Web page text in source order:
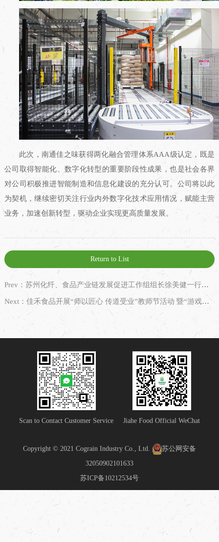
此次，南通佳之味获得两化融合管理体系AAA级认定，既是
公司取得智能化、数字化转型的重要阶段性成果，也是社会各界
对公司积极推进智能制造和信息化建设的充分认可。公司将以此
为契机，继续密切关注行业内外数字化技术应用情况，赋能主营
业务，加速创新转型，驱动企业实现更高质量发展。
Return to List
Prev：苏州化纤、食品产业链发展促进工作组组长徐美健一行调研佳禾食品
Next：佳禾食品开展“师以匠心 传道受业”教师节活动 暨“游戏化教学”分享会
Scan to Contact Customer Service Jiahe Food Official WeChat
Copyright © 2021 Cograin Industry Co., Ltd.
苏公网安备
32050902101633
苏ICP备10212534号